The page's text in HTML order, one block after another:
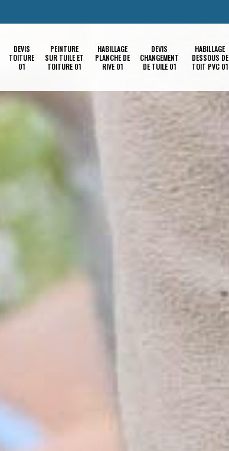
DEVIS
TOITURE
01
PEINTURE
SUR TUILE ET
TOITURE 01
HABILLAGE
PLANCHE DE
RIVE 01
DEVIS
CHANGEMENT
DE TUILE 01
HABILLAGE
DESSOUS DE
TOIT PVC 01